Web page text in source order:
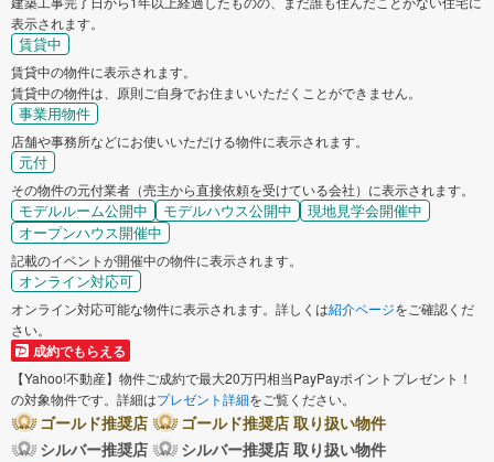
表示されます。
賃貸中
賃貸中の物件に表示されます。
賃貸中の物件は、原則ご自身でお住まいいただくことができません。
事業用物件
店舗や事務所などにお使いいただける物件に表示されます。
元付
その物件の元付業者（売主から直接依頼を受けている会社）に表示されます。
モデルルーム公開中 モデルハウス公開中
現地見学会開催中
オープンハウス開催中
記載のイベントが開催中の物件に表示されます。
オンライン対応可
オンライン対応可能な物件に表示されます。詳しくは紹介ページをご確認くだ
さい。
成約でもらえる
【Yahoo!不動産】物件ご成約で最大20万円相当PayPayポイントプレゼント！
の対象物件です。詳細はプレゼント詳細をご覧ください。
ゴールド推奨店
ゴールド推奨店 取り扱い物件
シルバー推奨店
シルバー推奨店 取り扱い物件